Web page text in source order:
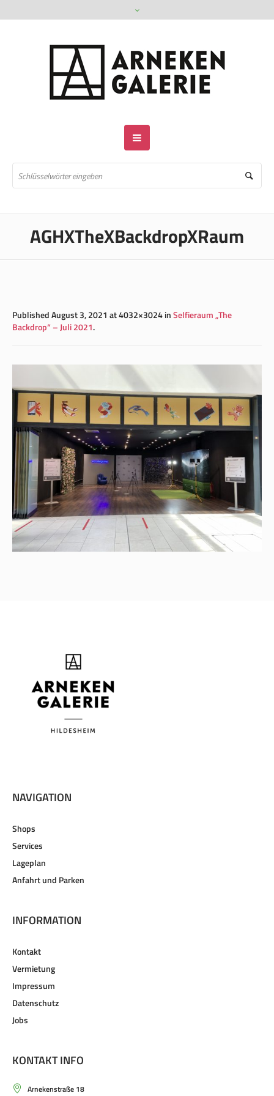
AGHXTheXBackdropXRaum
PublishedAugust 3, 2021 at 4032×3024 inSelfieraum „The
Backdrop“ – Juli 2021.
NAVIGATION
Shops
Services
Lageplan
Anfahrt und Parken
INFORMATION
Kontakt
Vermietung
Impressum
Datenschutz
Jobs
KONTAKT INFO
Arnekenstraße 18